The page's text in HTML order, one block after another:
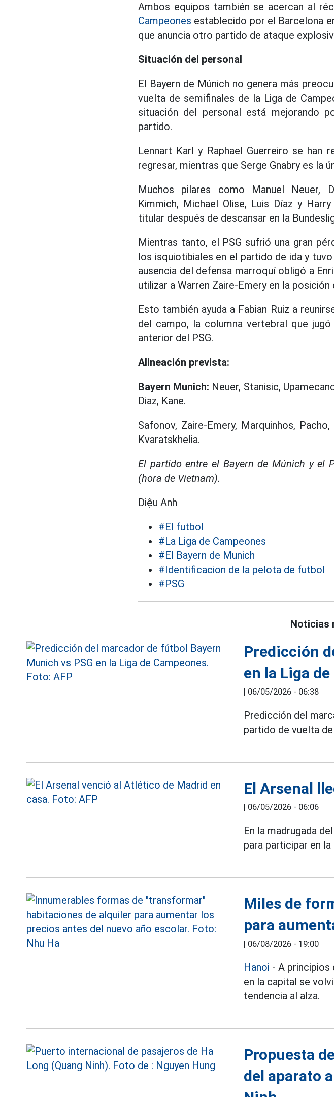
Ambos equipos también se acercan al
Campeones establecido por el Barcelona
que anuncia otro partido de ataque
Situación del personal
El Bayern de Múnich no genera más
vuelta de semifinales de la Liga de
situación del personal está mejorando
partido.
Lennart Karl y Raphael Guerreiro se han
regresar, mientras que Serge Gnabry es la
Muchos pilares como Manuel Neuer,
Kimmich, Michael Olise, Luis Díaz y
titular después de descansar en la
Mientras tanto, el PSG sufrió una gran
los isquiotibiales en el partido de ida y
ausencia del defensa marroquí obligó a
utilizar a Warren Zaire-Emery en la posición
Esto también ayuda a Fabian Ruiz a
del campo, la columna vertebral que
anterior del PSG.
Alineación prevista:
Bayern Munich: Neuer, Stanisic,
Diaz, Kane.
Safonov, Zaire-Emery, Marquinhos,
Kvaratskhelia.
El partido entre el Bayern de Múnich y el
(hora de Vietnam).
Diệu Anh
#El futbol
#La Liga de Campeones
#El Bayern de Munich
#Identificacion de la pelota de futbol
#PSG
Noticias
Predicción
en la Liga
| 06/05/2026 - 06:38
Predicción del
partido de vuelta
El Arsenal
| 06/05/2026 - 06:06
En la madrugada
para participar en
Miles de
para
| 06/08/2026 - 19:00
Hanoi - A
en la capital se
tendencia al alza.
Propuesta
del aparato